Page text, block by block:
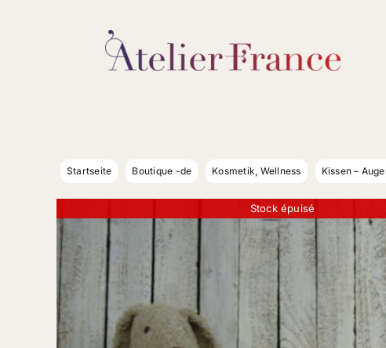
Startseite Boutique -de Kosmetik, Wellness Kissen –
Stock épuisé